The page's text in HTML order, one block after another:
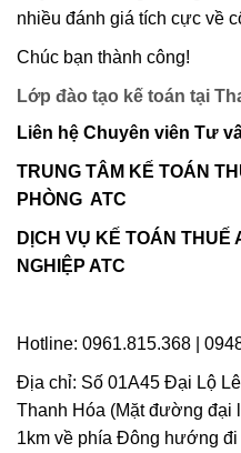
nhiều đánh giá tích cực về
Chúc bạn thành công!
Lớp đào tạo kế toán tại
Liên hệ Chuyên viên Tư
TRUNG TÂM KẾ TOÁN
PHÒNG ATC
DỊCH VỤ KẾ TOÁN THUẾ
NGHIỆP ATC
Hotline: 0961.815.368 |
Địa chỉ: Số 01A45 Đại Lộ
Thanh Hóa (Mặt đường
1km về phía Đông hướng đi